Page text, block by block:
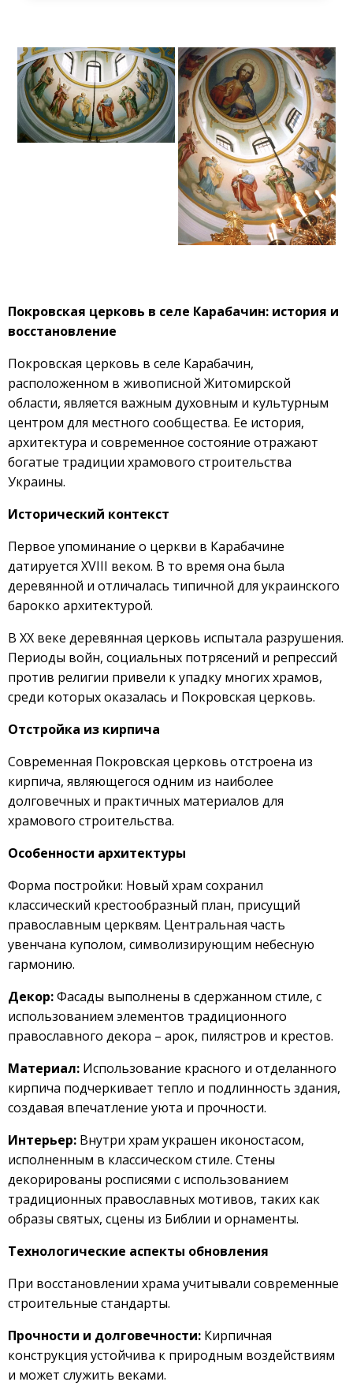
Покровская церковь в селе Карабачин: история и
восстановление
Покровская церковь в селе Карабачин,
расположенном в живописной Житомирской
области, является важным духовным и культурным
центром для местного сообщества. Ее история,
архитектура и современное состояние отражают
богатые традиции храмового строительства
Украины.
Исторический контекст
Первое упоминание о церкви в Карабачине
датируется XVIII веком. В то время она была
деревянной и отличалась типичной для украинского
барокко архитектурой.
В ХХ веке деревянная церковь испытала разрушения.
Периоды войн, социальных потрясений и репрессий
против религии привели к упадку многих храмов,
среди которых оказалась и Покровская церковь.
Отстройка из кирпича
Современная Покровская церковь отстроена из
кирпича, являющегося одним из наиболее
долговечных и практичных материалов для
храмового строительства.
Особенности архитектуры
Форма постройки: Новый храм сохранил
классический крестообразный план, присущий
православным церквям. Центральная часть
увенчана куполом, символизирующим небесную
гармонию.
Декор:Фасады выполнены в сдержанном стиле, с
использованием элементов традиционного
православного декора – арок, пилястров и крестов.
Материал: Использование красного и отделанного
кирпича подчеркивает тепло и подлинность здания,
создавая впечатление уюта и прочности.
Интерьер: Внутри храм украшен иконостасом,
исполненным в классическом стиле. Стены
декорированы росписями с использованием
традиционных православных мотивов, таких как
образы святых, сцены из Библии и орнаменты.
Технологические аспекты обновления
При восстановлении храма учитывали современные
строительные стандарты.
Прочности и долговечности: Кирпичная
конструкция устойчива к природным воздействиям
и может служить веками.